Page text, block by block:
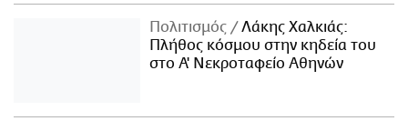
Πολιτισμός
Λάκης Χαλκιάς:
Πλήθος κόσμου στην κηδεία του
στο Α' Νεκροταφείο Αθηνών